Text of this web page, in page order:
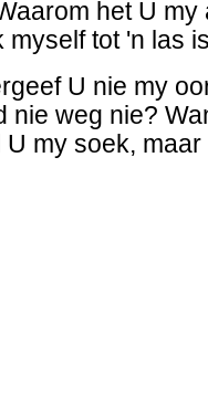
het U my
myself tot 'n las
U nie my
nie weg nie?
my soek,